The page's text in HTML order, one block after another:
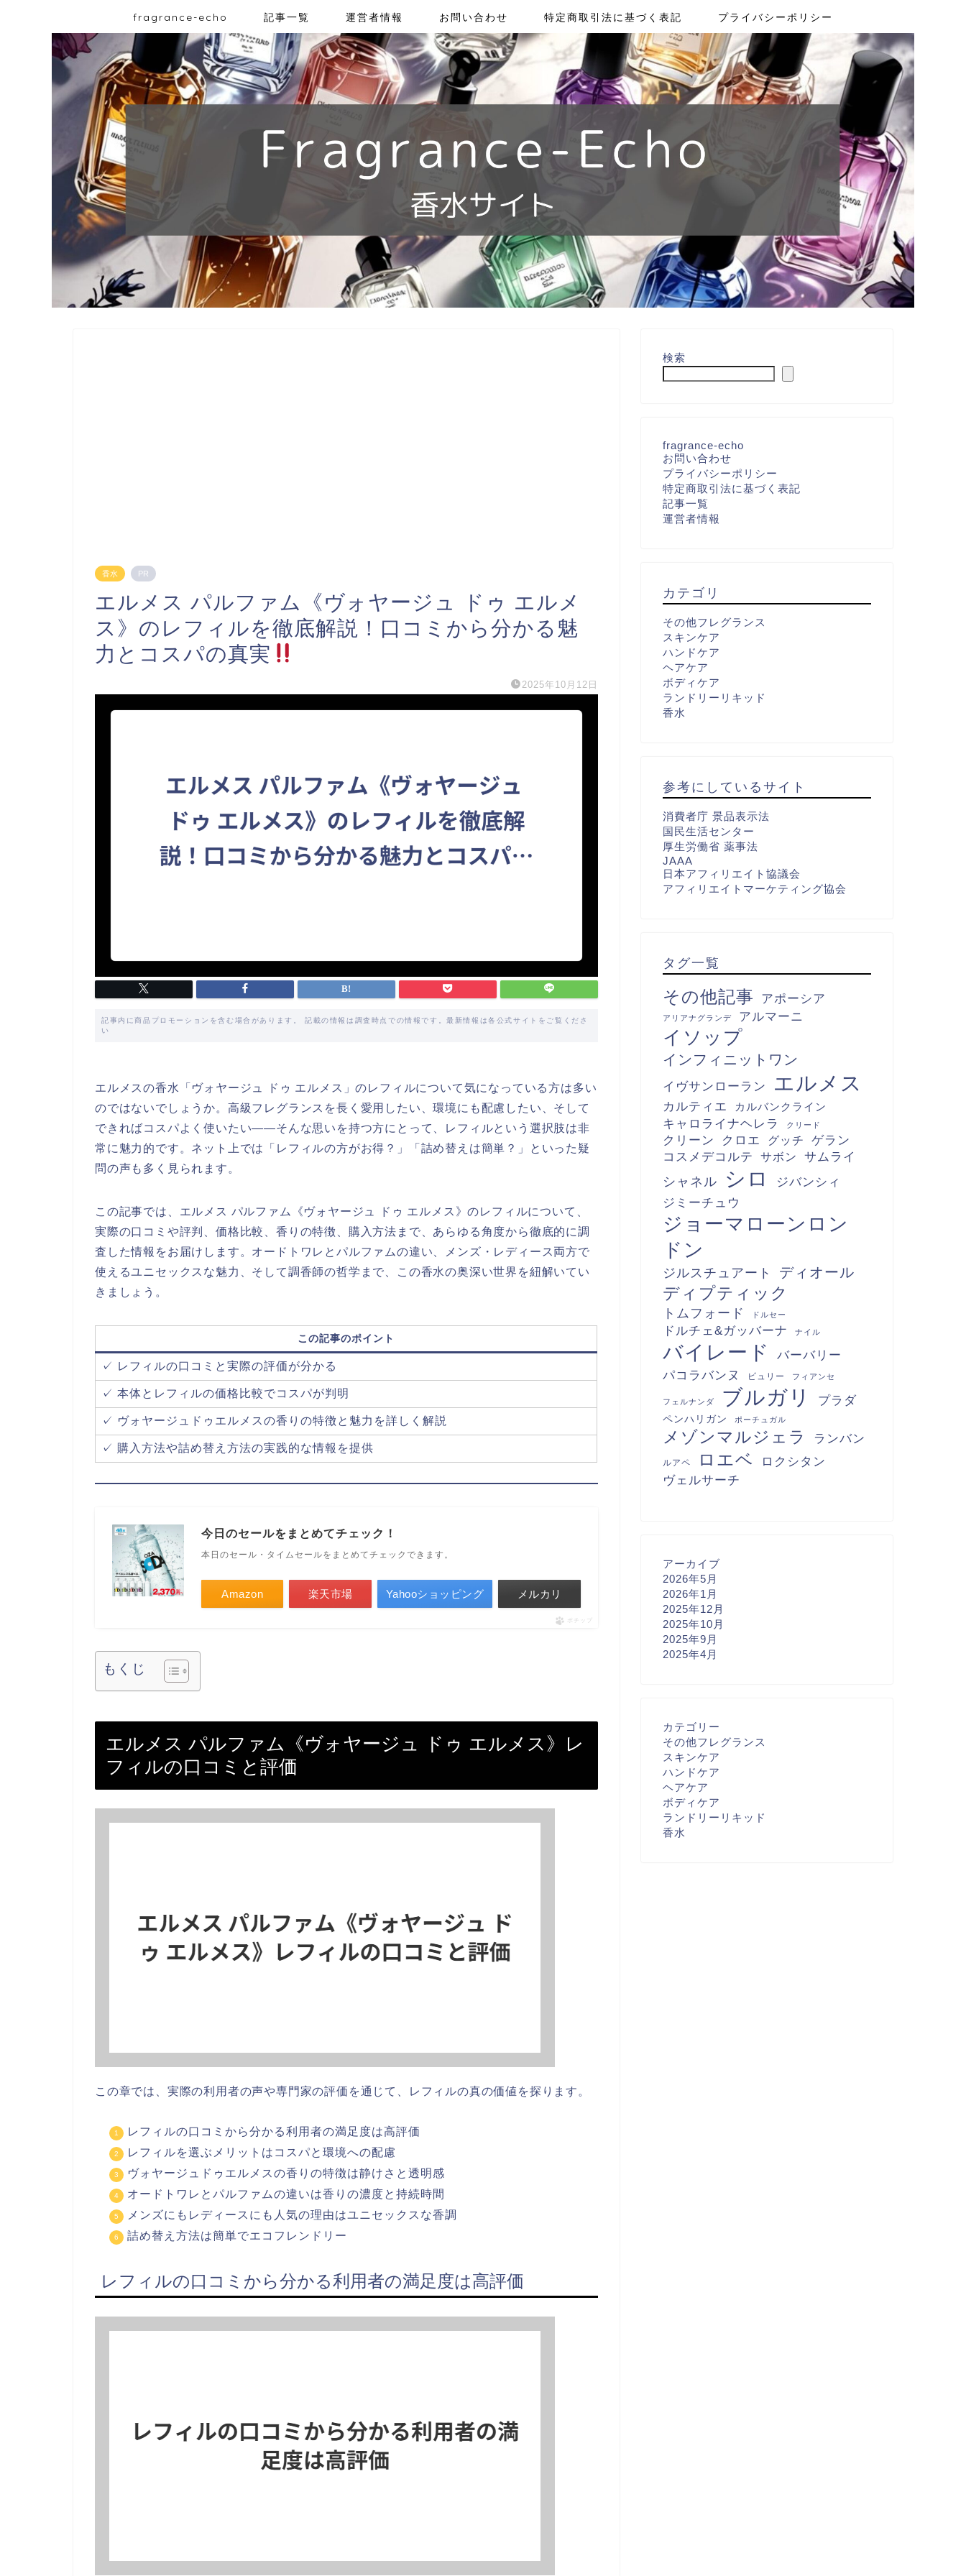
fragrance-echo 記事一覧 運営者情報 お問い合わせ 特定商取引法に基づく表記 プライバシーポリシー
香水 PR
エルメス パルファム《ヴォヤージュ ドゥ エルメ
ス》のレフィルを徹底解説！口コミから分かる魅
力とコスパの真実
2025年10月12日
記事内に商品プロモーションを含む場合があります。 記載の情報は調査時点での情報です。最新情報は各公式サイトをご覧くださ
い
エルメスの香水「ヴォヤージュ ドゥ エルメス」のレフィルについて気になっている方は多い
のではないでしょうか。高級フレグランスを長く愛用したい、環境にも配慮したい、そして
できればコスパよく使いたい――そんな思いを持つ方にとって、レフィルという選択肢は非
常に魅力的です。ネット上では「レフィルの方がお得？」「詰め替えは簡単？」といった疑
問の声も多く見られます。
この記事では、エルメス パルファム《ヴォヤージュ ドゥ エルメス》のレフィルについて、
実際の口コミや評判、価格比較、香りの特徴、購入方法まで、あらゆる角度から徹底的に調
査した情報をお届けします。オードトワレとパルファムの違い、メンズ・レディース両方で
使えるユニセックスな魅力、そして調香師の哲学まで、この香水の奥深い世界を紐解いてい
きましょう。
この記事のポイント
✓ レフィルの口コミと実際の評価が分かる
✓ 本体とレフィルの価格比較でコスパが判明
✓ ヴォヤージュドゥエルメスの香りの特徴と魅力を詳しく解説
✓ 購入方法や詰め替え方法の実践的な情報を提供
今日のセールをまとめてチェック！
本日のセール・タイムセールをまとめてチェックできます。
Amazon 楽天市場 Yahooショッピング メルカリ
ポチップ
もくじ
エルメス パルファム《ヴォヤージュ ドゥ エルメス》レ
フィルの口コミと評価
この章では、実際の利用者の声や専門家の評価を通じて、レフィルの真の価値を探ります。
レフィルの口コミから分かる利用者の満足度は高評価
レフィルを選ぶメリットはコスパと環境への配慮
ヴォヤージュドゥエルメスの香りの特徴は静けさと透明感
オードトワレとパルファムの違いは香りの濃度と持続時間
メンズにもレディースにも人気の理由はユニセックスな香調
詰め替え方法は簡単でエコフレンドリー
レフィルの口コミから分かる利用者の満足度は高評価
検索
fragrance-echo
お問い合わせ
プライバシーポリシー
特定商取引法に基づく表記
記事一覧
運営者情報
カテゴリ
その他フレグランス
スキンケア
ハンドケア
ヘアケア
ボディケア
ランドリーリキッド
香水
参考にしているサイト
消費者庁 景品表示法
国民生活センター
厚生労働省 薬事法
JAAA
日本アフィリエイト協議会
アフィリエイトマーケティング協会
タグ一覧
その他記事 アポーシア
アリアナグランデ アルマーニ
イソップ
インフィニットワン
イヴサンローラン エルメス
カルティエ カルバンクライン
キャロライナヘレラ クリード
クリーン クロエ グッチ
ゲラン
コスメデコルテ
サボン サムライ
シャネル シロ ジバンシィ
ジミーチュウ
ジョーマローンロン
ドン
ジルスチュアート ディオール
ディプティック
トムフォード ドルセー
ドルチェ&ガッバーナ ナイル
バイレード バーバリー
パコラバンヌ ビュリー フィアンセ
フェルナンダ ブルガリ プラダ
ペンハリガン ポーチュガル
メゾンマルジェラ ランバン
ルアペ ロエベ
ロクシタン
ヴェルサーチ
アーカイブ
2026年5月
2026年1月
2025年12月
2025年10月
2025年9月
2025年4月
カテゴリー
その他フレグランス
スキンケア
ハンドケア
ヘアケア
ボディケア
ランドリーリキッド
香水